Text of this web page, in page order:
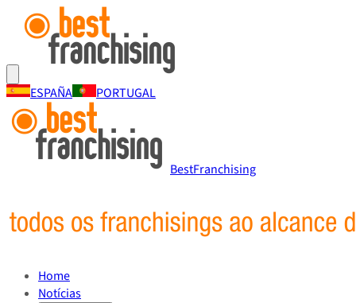
ESPAÑA PORTUGAL
BestFranchising
Home
Notícias